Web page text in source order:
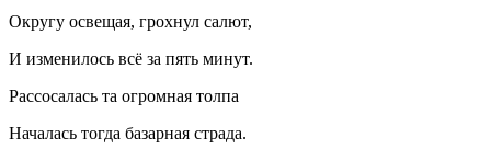
Округу освещая, грохнул салют,
И изменилось всё за пять минут.
Рассосалась та огромная толпа
Началась тогда базарная страда.